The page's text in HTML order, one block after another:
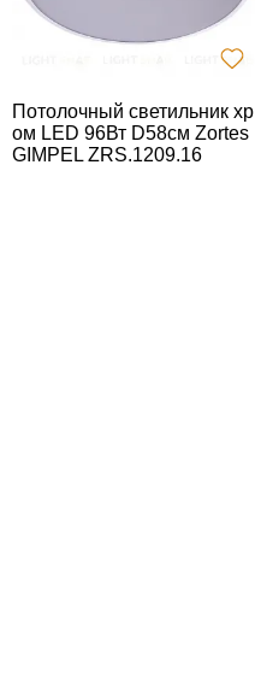
Потолочный светильник хр
ом LED 96Вт D58см Zortes
GIMPEL ZRS.1209.16